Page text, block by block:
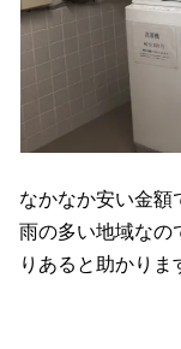
なかなか安い金額
雨の多い地域なの
りあると助かりま